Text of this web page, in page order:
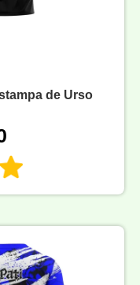
de Urso